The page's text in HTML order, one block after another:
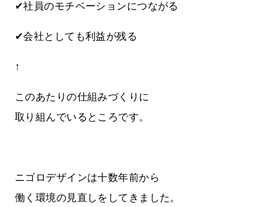
✔社員のモチベーションにつながる
✔会社としても利益が残る
↑
このあたりの仕組みづくりに
取り組んでいるところです。
ニゴロデザインは十数年前から
働く環境の見直しをしてきました。